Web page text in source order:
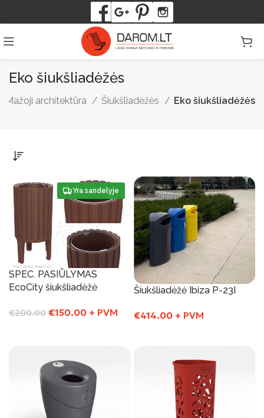
Eko šiukšliadėžės
Mažoji architektūra Šiukšliadėžės Eko šiukšliadėžės
-25%Yra sandelyje
SPEC. PASIŪLYMAS
EcoCity šiukšliadėžė
€200.00 €150.00 + PVM
Šiukšliadėžė Ibiza P-23I
€414.00+ PVM